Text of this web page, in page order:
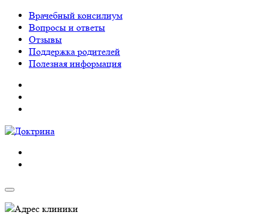
Врачебный консилиум
Вопросы и ответы
Отзывы
Поддержка родителей
Полезная информация
Адрес клиники